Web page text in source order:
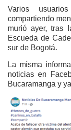
Varios
compartiendo
murió ayer, tras
Escueda de
sur de Bogotá.
La misma
noticias en
Bucaramanga y